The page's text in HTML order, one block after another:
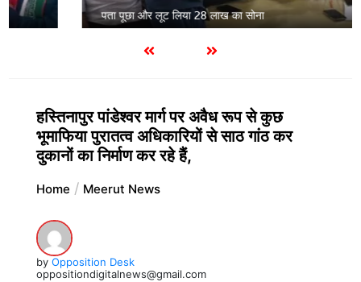
पता पूछा और लूट लिया 28 लाख का सोना
हस्तिनापुर पांडेश्वर मार्ग पर अवैध रूप से कुछ
भूमाफिया पुरातत्व अधिकारियों से साठ गांठ कर
दुकानों का निर्माण कर रहे हैं,
Home Meerut News
by Opposition Desk
oppositiondigitalnews@gmail.com